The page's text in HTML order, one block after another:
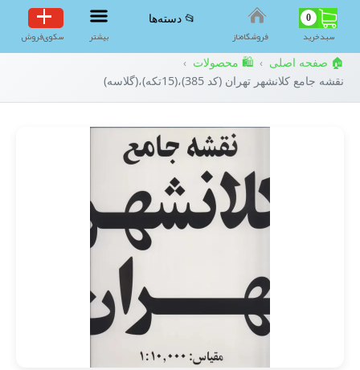
0
سبد‌خرید فروشگاه‌ناز
📂 دسته‌ها
بیشتر سکوی‌فروش
🏠 صفحه اصلی › 🛍️ محصولات ›
نقشه جامع کلانشهر تهران (کد 385)،(15تکه)،(گلاسه)